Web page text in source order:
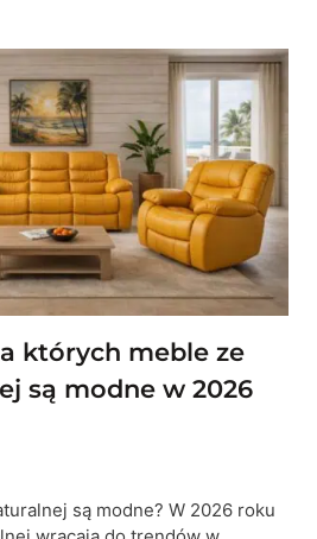
których meble ze
są modne w 2026
są modne? W 2026 roku